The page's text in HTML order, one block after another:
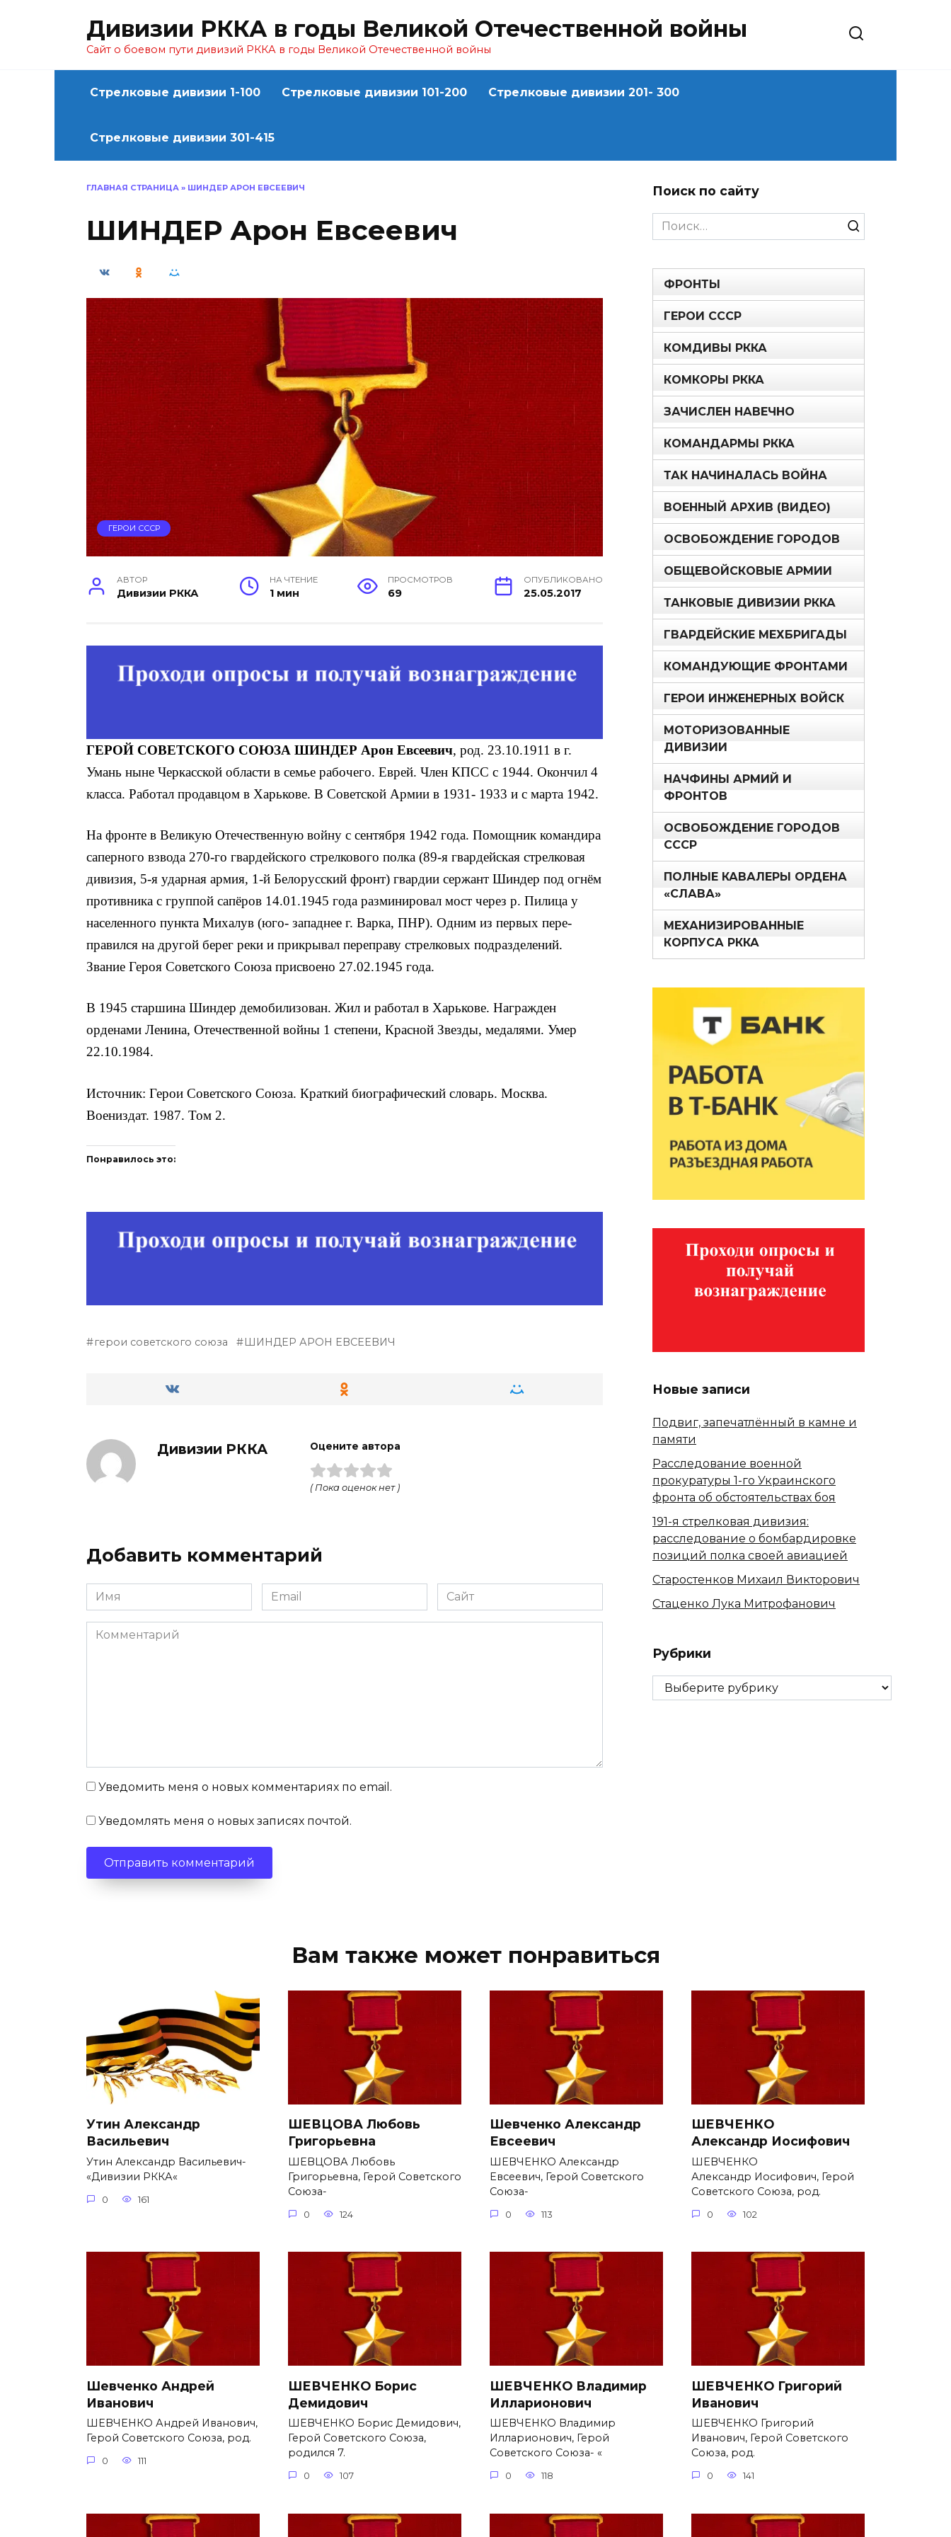
Дивизии РККА в годы Великой Отечественной войны
Сайт о боевом пути дивизий РККА в годы Великой Отечественной войны
Стрелковые дивизии 1-100 Стрелковые дивизии 101-200 Стрелковые дивизии 201- 300
Стрелковые дивизии 301-415
ГЛАВНАЯ СТРАНИЦА » ШИНДЕР АРОН ЕВСЕЕВИЧ
ШИНДЕР Арон Евсеевич
ГЕРОИ СССР
АВТОР
Дивизии РККА
НА ЧТЕНИЕ
1 мин
ПРОСМОТРОВ
69
ОПУБЛИКОВАНО
25.05.2017
ГЕРОЙ СОВЕТСКОГО СОЮЗА ШИНДЕР Арон Евсеевич, род. 23.10.1911 в г.
Умань ныне Черкасской области в се­мье рабочего. Еврей. Член КПСС с 1944. Окончил 4
класса. Работал продавцом в Харькове. В Советской Армии в 1931- 1933 и с марта 1942.
На фронте в Великую Отечественную войну с сентября 1942 года. Помощник командира
саперного взвода 270-го гвардейского стрелкового полка (89-я гвардейская стрелковая
дивизия, 5-я ударная армия, 1-й Белорусский фронт) гвардии сержант Шиндер под огнём
противника с группой сапёров 14.01.1945 года разминировал мост через р. Пилица у
населенного пункта Михалув (юго- западнее г. Варка, ПНР). Одним из первых пере­
правился на другой берег реки и прикрывал переправу стрелковых подразделений.
Звание Героя Советского Союза присвоено 27.02.1945 года.
В 1945 старшина Шиндер демобилизован. Жил и работал в Харькове. Награжден
орденами Ленина, Отечественной войны 1 степени, Крас­ной Звезды, медалями. Умер
22.10.1984.
Источник: Герои Советского Союза. Краткий биографический словарь. Москва.
Воениздат. 1987. Том 2.
Понравилось это:
герои советского союза ШИНДЕР АРОН ЕВСЕЕВИЧ
Дивизии РККА Оцените автора
( Пока оценок нет )
Добавить комментарий
Имя Email Сайт
Комментарий
Уведомить меня о новых комментариях по email.
Уведомлять меня о новых записях почтой.
Поиск по сайту
Search
for:
ФРОНТЫ
ГЕРОИ СССР
КОМДИВЫ РККА
КОМКОРЫ РККА
ЗАЧИСЛЕН НАВЕЧНО
КОМАНДАРМЫ РККА
ТАК НАЧИНАЛАСЬ ВОЙНА
ВОЕННЫЙ АРХИВ (ВИДЕО)
ОСВОБОЖДЕНИЕ ГОРОДОВ
ОБЩЕВОЙСКОВЫЕ АРМИИ
ТАНКОВЫЕ ДИВИЗИИ РККА
ГВАРДЕЙСКИЕ МЕХБРИГАДЫ
КОМАНДУЮЩИЕ ФРОНТАМИ
ГЕРОИ ИНЖЕНЕРНЫХ ВОЙСК
МОТОРИЗОВАННЫЕ
ДИВИЗИИ
НАЧФИНЫ АРМИЙ И
ФРОНТОВ
ОСВОБОЖДЕНИЕ ГОРОДОВ
СССР
ПОЛНЫЕ КАВАЛЕРЫ ОРДЕНА
«СЛАВА»
МЕХАНИЗИРОВАННЫЕ
КОРПУСА РККА
Новые записи
Подвиг, запечатлённый в камне и
памяти
Расследование военной
прокуратуры 1-го Украинского
фронта об обстоятельствах боя
191-я стрелковая дивизия:
расследование о бомбардировке
позиций полка своей авиацией
Старостенков Михаил Викторович
Стаценко Лука Митрофанович
Рубрики
Рубрики
Вам также может понравиться
Утин Александр
Васильевич
Утин Александр Васильевич-
«Дивизии РККА«
0 161
ШЕВЦОВА Любовь
Григорьевна
ШЕВЦОВА Любовь
Григорьевна, Герой Советского
Союза-
0 124
Шевченко Александр
Евсеевич
ШЕВЧЕНКО Александр
Евсеевич, Герой Советского
Союза-
0 113
ШЕВЧЕНКО
Александр Иосифович
ШЕВЧЕНКО
Александр Иосифович, Герой
Советского Союза, род.
0 102
Шевченко Андрей
Иванович
ШЕВЧЕНКО Андрей Иванович,
Герой Советского Союза, род.
0 111
ШЕВЧЕНКО Борис
Демидович
ШЕВЧЕНКО Борис Демидович,
Герой Советского Союза,
родился 7.
0 107
ШЕВЧЕНКО Владимир
Илларионович
ШЕВЧЕНКО Владимир
Илларионович, Герой
Советского Союза- «
0 118
ШЕВЧЕНКО Григорий
Иванович
ШЕВЧЕНКО Григорий
Иванович, Герой Советского
Союза, род.
0 141